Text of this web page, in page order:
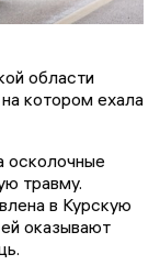
области
котором ехала
осколочные
травму.
в Курскую
оказывают